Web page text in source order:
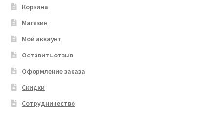
Корзина
Магазин
Мой аккаунт
Оставить отзыв
Оформление заказа
Скидки
Сотрудничество